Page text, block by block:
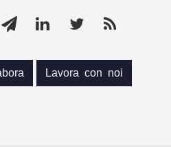
Lavora con noi